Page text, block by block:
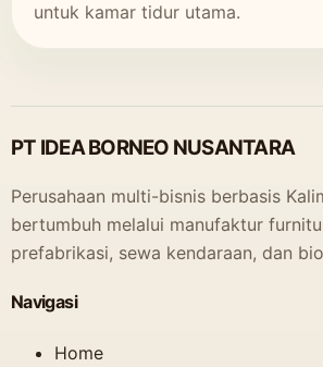
untuk kamar tidur utama.
PT IDEA BORNEO NUSANTARA
Perusahaan multi-bisnis berbasis
bertumbuh melalui manufaktur
prefabrikasi, sewa kendaraan, dan
Navigasi
Home